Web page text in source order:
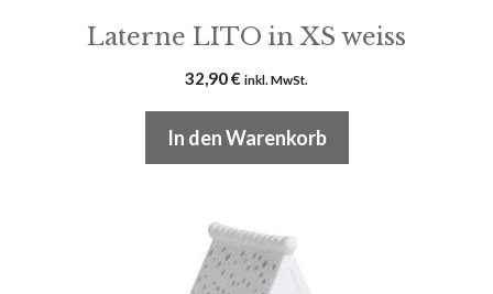
Laterne LITO in XS weiss
32,90€ inkl. MwSt.
In den Warenkorb